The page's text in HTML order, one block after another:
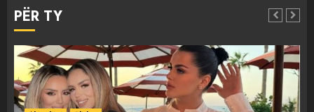
PËR TY
Aktualitet Slider
4 MARCH 25, 2025
“Ai që drejtonte makinën më